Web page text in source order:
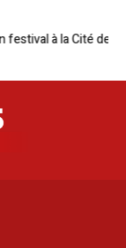
de la culture de